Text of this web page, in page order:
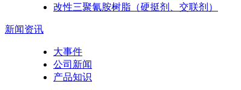
改性三聚氰胺树脂（硬挺剂、交联剂）
新闻资讯
大事件
公司新闻
产品知识